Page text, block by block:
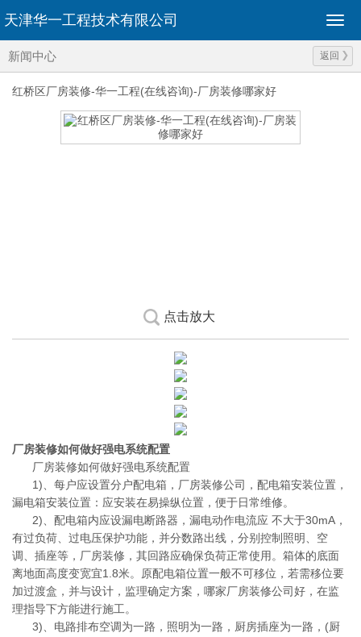
天津华一工程技术有限公司
新闻中心 返回
红桥区厂房装修-华一工程(在线咨询)-厂房装修哪家好
点击放大
厂房装修如何做好强电系统配置
厂房装修如何做好强电系统配置
1)、每户应设置分户配电箱，厂房装修公司，配电箱安装位置，
漏电箱安装位置：应安装在易操纵位置，便于日常维修。
2)、配电箱内应设漏电断路器，漏电动作电流应 不大于30mA，
有过负荷、过电压保护功能，并分数路出线，分别控制照明、空
调、插座等，厂房装修，其回路应确保负荷正常使用。箱体的底面
离地面高度变宽宜1.8米。原配电箱位置一般不可移位，若需移位要
加过渡盒，并与设计，监理确定方案，哪家厂房装修公司好，在监
理指导下方能进行施工。
3)、电路排布空调为一路，照明为一路，厨房插座为一路，(厨